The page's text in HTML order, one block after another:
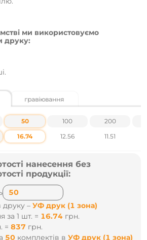
ми використовуємо
друку:
65 мм Висота: 230 мм
- Китай
x Г x В) - 710 x 360 x 240 мм
кг
ПДВ.
у наших менеджерів по тел
гравіювання
50 100 200
16.74 12.56 11.51
нанесення без
продукції:
друку – УФ друк (1 зона)
за 1 шт. = 16.74 грн.
= 837 грн.
50 комплектів в УФ друк (1 зона)